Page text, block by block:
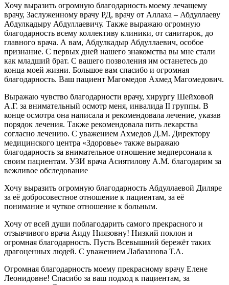
Хочу выразить огромную благодарность моему лечащему
врачу, Заслуженному врачу РД, врачу от Аллаха – Абдуллаеву
Абдулкадыру Абдуллаевичу. Также выражаю огромную
благодарность всему коллективу клиники, от санитарок, до
главного врача. А вам, Абдулкадыр Абдуллаевич, особое
признание. С первых дней нашего знакомства вы мне стали
как младший брат. С вашего позволения им останетесь до
конца моей жизни. Большое вам спасибо и огромная
благодарность. Ваш пациент Магомедов Ахмед Магомедович.
Выражаю чувство благодарности врачу, хирургу Шейховой
А.Г. за внимательный осмотр меня, инвалида II группы. В
конце осмотра она написала и рекомендовала лечение, указав
порядок лечения. Также рекомендовала пить лекарства
согласно лечению. С уважением Ахмедов Д.М. Директору
медицинского центра «Здоровье» также выражаю
благодарность за внимательное отношение медперсонала к
своим пациентам. УЗИ врача Асиятилову А.М. благодарим за
вежливое обследование
Хочу выразить огромную благодарность Абдуллаевой Диляре
за её добросовестное отношение к пациентам, за её
понимание и чуткое отношение к больным.
Хочу от всей души поблагодарить самого прекрасного и
отзывчивого врача Аиду Ниязовну! Низкий поклон и
огромная благодарность. Пусть Всевышний бережёт таких
драгоценных людей. С уважением Лабазанова Т.А.
Огромная благодарность моему прекрасному врачу Елене
Леонидовне! Спасибо за ваш подход к пациентам, за